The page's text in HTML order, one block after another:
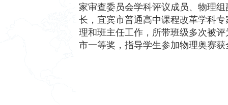
家审查委员会学科评议成员、物理
长，宜宾市普通高中课程改革学科
理和班主任工作，所带班级多次被
市一等奖，指导学生参加物理奥赛